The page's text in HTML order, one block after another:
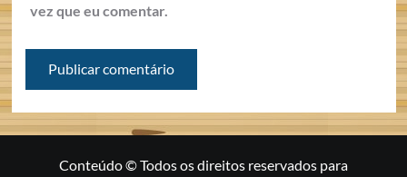
vez que eu comentar.
Conteúdo © Todos os direitos reservados para